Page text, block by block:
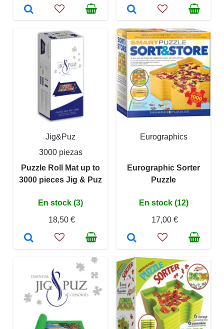
Jig&Puz
3000 piezas
Puzzle Roll Mat up to
3000 pieces Jig & Puz
En stock (3)
18,50 €
Eurographics
Eurographic Sorter
Puzzle
En stock (12)
17,00 €